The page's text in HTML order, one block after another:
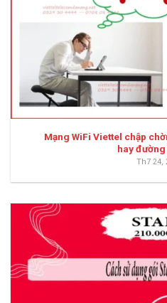
Mạng WiFi Viettel chập
hay
Th7 24,